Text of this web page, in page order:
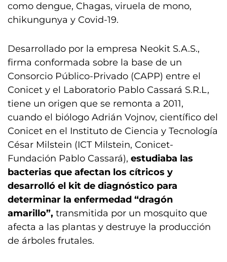
como dengue, Chagas, viruela de mono,
chikungunya y Covid-19.
Desarrollado por la empresa Neokit S.A.S.,
firma conformada sobre la base de un
Consorcio Público-Privado (CAPP) entre el
Conicet y el Laboratorio Pablo Cassará S.R.L,
tiene un origen que se remonta a 2011,
cuando el biólogo Adrián Vojnov, científico del
Conicet en el Instituto de Ciencia y Tecnología
César Milstein (ICT Milstein, Conicet-
Fundación Pablo Cassará), estudiaba las
bacterias que afectan los cítricos y
desarrolló el kit de diagnóstico para
determinar la enfermedad “dragón
amarillo”, transmitida por un mosquito que
afecta a las plantas y destruye la producción
de árboles frutales.